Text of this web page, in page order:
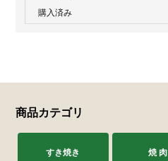
購入済み
くりりんさん
商品カテゴリ
すき焼き 焼 肉